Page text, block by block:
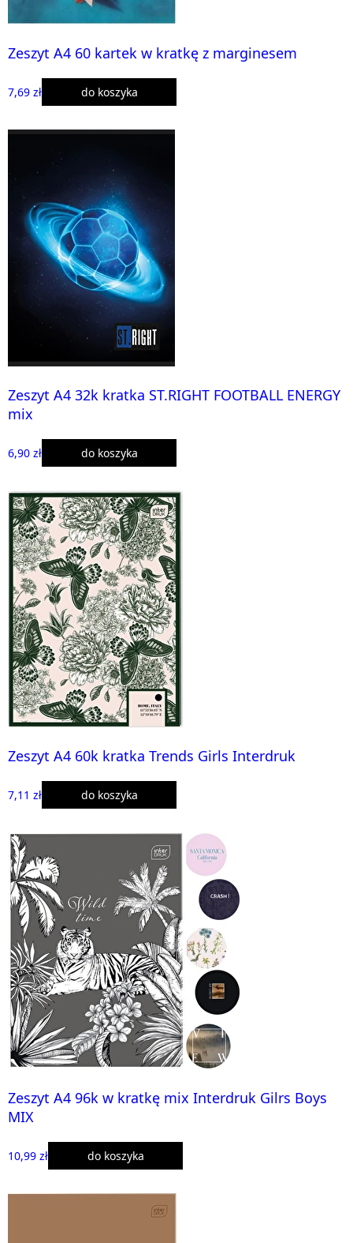
Zeszyt A4 60 kartek w kratkę z marginesem
7,69 zł do koszyka
Zeszyt A4 32k kratka ST.RIGHT FOOTBALL ENERGY
mix
6,90 zł do koszyka
Zeszyt A4 60k kratka Trends Girls Interdruk
7,11 zł do koszyka
Zeszyt A4 96k w kratkę mix Interdruk Gilrs Boys
MIX
10,99 zł do koszyka